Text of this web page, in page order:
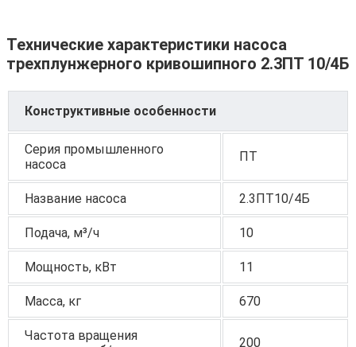
Технические характеристики насоса
трехплунжерного кривошипного 2.3ПТ 10/4Б
Конструктивные особенности
Серия промышленного
насоса
ПТ
Название насоса 2.3ПТ10/4Б
Подача, м³/ч 10
Мощность, кВт 11
Масса, кг 670
Частота вращения
200